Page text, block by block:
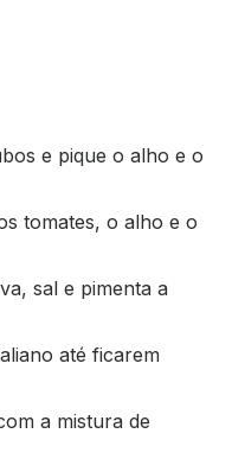
e pique o alho e o
tomates, o alho e o
sal e pimenta a
até ficarem
a mistura de